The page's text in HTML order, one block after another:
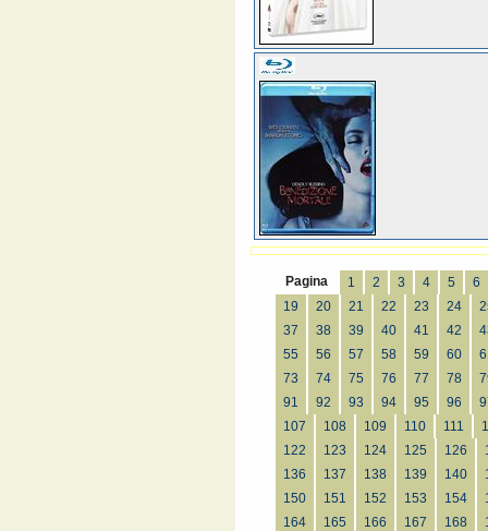
Pagina 1 2 3 4 5
6
19
20 21 22 23 24
37
38 39 40 41 42
55
56 57 58 59 60
73
74 75 76 77 78
91
92 93 94 95 96
107
108 109 110 111
122
123 124 125 126
136
137 138 139 140
150
151 152 153 154
164
165 166 167 168